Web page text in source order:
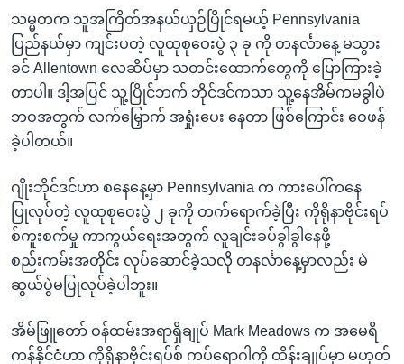
သမ္မတက သူအကြိတ်အနယ်ယှဉ်ပြိုင်ရမယ့် Pennsylvania
ပြည်နယ်မှာ ကျင်းပတဲ့ လူထုစုဝေးပွဲ ၃ ခု ကို တနင်္လာနေ့ မသွား
ခင် Allentown လေဆိပ်မှာ သတင်းထောက်တွေကို ပြောကြားခဲ့
တာပါ။ ဒါ့အပြင် သူ့ပြိုင်ဘက် ဘိုင်ဒင်ကသာ သူ့နေအိမ်ကမခွါပဲ
ဘဝအတွက် လက်မြှောက် အရှုံးပေး နေတာ ဖြစ်ကြောင်း ဝေဖန်
ခဲ့ပါတယ်။
ဂျိုးဘိုင်ဒင်ဟာ စနေနေ့မှာ Pennsylvania က ကားပေါ်ကနေ
ပြုလုပ်တဲ့ လူထုစုဝေးပွဲ ၂ ခုကို တက်ရောက်ခဲ့ပြီး ကိုရိုနာဗိုင်းရပ်
စ်ကူးစက်မှု ကာကွယ်ရေးအတွက် လူချင်းခပ်ခွါခွါနေဖို့
စည်းကမ်းအတိုင်း လုပ်ဆောင်ခဲ့သလို တနင်္လာနေ့မှာလည်း မဲ
ဆွယ်ပွဲမပြုလုပ်ခဲ့ပါဘူး။
အိမ်ဖြူတော် ဝန်ထမ်းအရာရှိချုပ် Mark Meadows က အမေရိ
ကန်နိုင်ငံဟာ ကိုရိုနာဗိုင်းရပ်စ် ကပ်ရောဂါကို ထိန်းချုပ်မှာ မဟုတ်